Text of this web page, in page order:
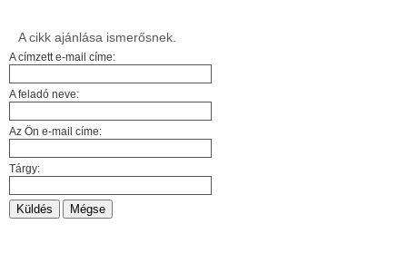
A cikk ajánlása ismerősnek.
A címzett e-mail címe:
A feladó neve:
Az Ön e-mail címe:
Tárgy:
Küldés Mégse